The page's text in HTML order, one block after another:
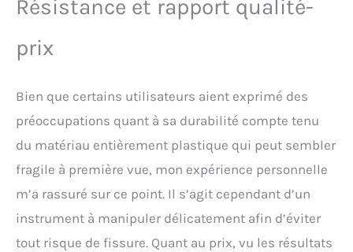
Résistance et rapport qualité-
prix
Bien que certains utilisateurs aient exprimé des
préoccupations quant à sa durabilité compte tenu
du matériau entièrement plastique qui peut sembler
fragile à première vue, mon expérience personnelle
m’a rassuré sur ce point. Il s’agit cependant d’un
instrument à manipuler délicatement afin d’éviter
tout risque de fissure. Quant au prix, vu les résultats